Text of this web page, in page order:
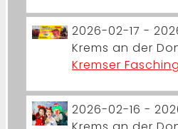
2026-02-17 -
Krems an der
Kremser
2026-02-16 -